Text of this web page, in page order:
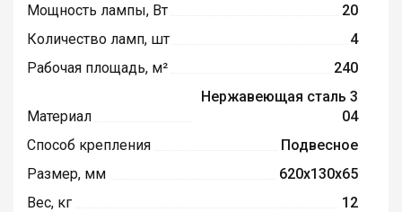
Мощность лампы, Вт
20
Количество ламп, шт
4
Рабочая площадь, м²
240
Материал
Нержавеющая сталь 3
04
Способ крепления
Подвесное
Размер, мм
620х130х65
Вес, кг
12